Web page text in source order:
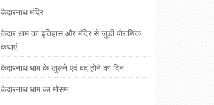
केदारनाथ मंदिर
केदार धाम का इतिहास और मंदिर से जुड़ी पौराणिक
कथाएं
केदारनाथ धाम के खुलने एवं बंद होने का दिन
केदारनाथ धाम का मौसम